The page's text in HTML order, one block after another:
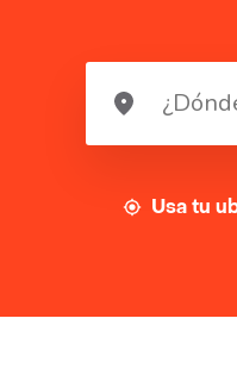
Usa tu